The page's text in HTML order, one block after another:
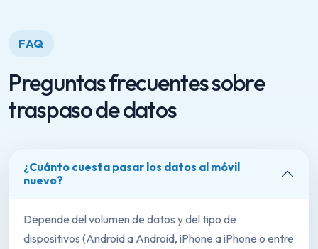
FAQ
Preguntas frecuentes sobre
traspaso de datos
¿Cuánto cuesta pasar los datos al móvil
nuevo?
Depende del volumen de datos y del tipo de
dispositivos (Android a Android, iPhone a iPhone o entre